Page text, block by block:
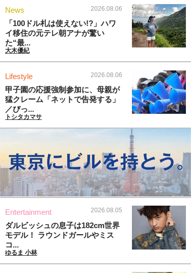
News 2026.08.06
「100ドル札は使えない!?」ハワ
イ移住の元テレ朝アナが驚い
た“最...
大木優紀
Lifestyle 2026.08.06
甲子園の応援強制参加に、母親が
猛クレーム「ネットで告発する」
／びっ...
トシタカマサ
Entertainment 2026.08.05
ダルビッシュの息子は182cm世界
モデル！ ラウンドガールやミス
コ...
ゆるま 小林